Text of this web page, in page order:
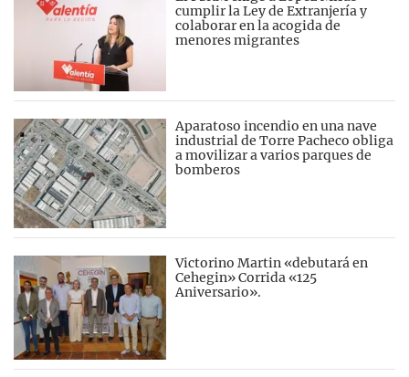
cumplir la Ley de Extranjería y
colaborar en la acogida de
menores migrantes
Aparatoso incendio en una nave
industrial de Torre Pacheco obliga
a movilizar a varios parques de
bomberos
Victorino Martin «debutará en
Cehegin» Corrida «125
Aniversario».